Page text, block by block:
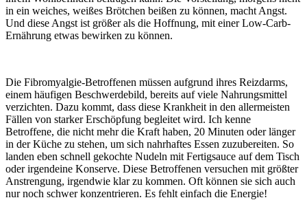
in ein weiches, weißes Brötchen beißen zu können, macht Angst.
Und diese Angst ist größer als die Hoffnung, mit einer Low-Carb-
Ernährung etwas bewirken zu können.
Die Fibromyalgie-Betroffenen müssen aufgrund ihres Reizdarms,
einem häufigen Beschwerdebild, bereits auf viele Nahrungsmittel
verzichten. Dazu kommt, dass diese Krankheit in den allermeisten
Fällen von starker Erschöpfung begleitet wird. Ich kenne
Betroffene, die nicht mehr die Kraft haben, 20 Minuten oder länger
in der Küche zu stehen, um sich nahrhaftes Essen zuzubereiten. So
landen eben schnell gekochte Nudeln mit Fertigsauce auf dem Tisch
oder irgendeine Konserve. Diese Betroffenen versuchen mit größter
Anstrengung, irgendwie klar zu kommen. Oft können sie sich auch
nur noch schwer konzentrieren. Es fehlt einfach die Energie!